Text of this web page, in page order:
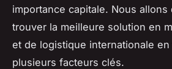
importance capitale. Nous
trouver la meilleure solution en
et de logistique internationale
plusieurs facteurs clés.